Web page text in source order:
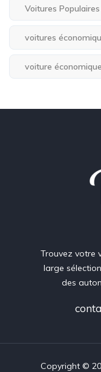
Voitures
voitures
voiture
Trouvez votre
large
des
Copyright ©